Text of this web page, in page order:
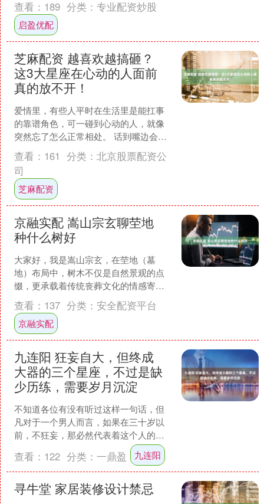
查看： 189 分类： 专业配资炒股
启盈优配
芝麻配资 越喜欢越搞砸？
这3大星座在心动的人面前
真的放不开！
爱情里，有些人平时在生活里是能扛事
的靠谱角色，可一碰到心动的人，就像
突然忘了怎么正常相处。 话到嘴边会打
结，手脚都不知道往哪放，明明想展现
最好的一面，结果反而弄....
查看： 161 分类： 北京股票配资公
司
芝麻配资
京融实配 嵩山宗玄聊茔地
种什么树好
大家好，我是嵩山宗玄，在茔地（墓
地）布局中，树木不仅是自然景观的点
缀，更承载着传统丧葬文化的情感寄托
与风水寓意，选择合适的树种，既能守
护逝者安宁，也能寄托生者哀....
查看： 137 分类： 安全配资平台
京融实配
九连阳 狂妄自大，但终成
大器的三个星座，不过是缺
少历练，需要岁月沉淀
不知道各位有没有听过这样一句话，但
凡对于一个男人而言，如果在三十岁以
前，不狂妄，那必然代表着这个人的资
质平庸。然而一旦到了三十岁以后，如
若再是狂妄的话，则代表着....
查看： 122 分类： 一鼎盈 九连阳
寻牛堂 家居装修设计禁忌